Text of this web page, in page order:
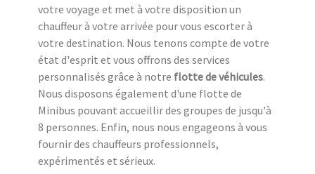
votre voyage et met à votre disposition un
chauffeur à votre arrivée pour vous escorter à
votre destination. Nous tenons compte de votre
état d'esprit et vous offrons des services
personnalisés grâce à notre flotte de véhicules.
Nous disposons également d'une flotte de
Minibus pouvant accueillir des groupes de jusqu'à
8 personnes. Enfin, nous nous engageons à vous
fournir des chauffeurs professionnels,
expérimentés et sérieux.